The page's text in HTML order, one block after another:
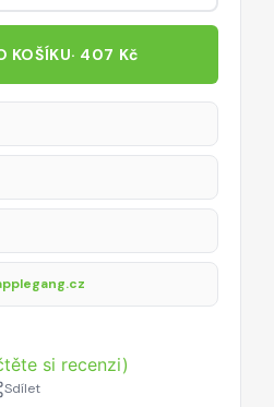
KOŠÍKU· 407 Kč
si recenzi)
Sdílet